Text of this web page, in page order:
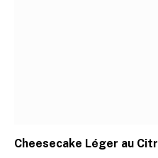
Cheesecake Léger au